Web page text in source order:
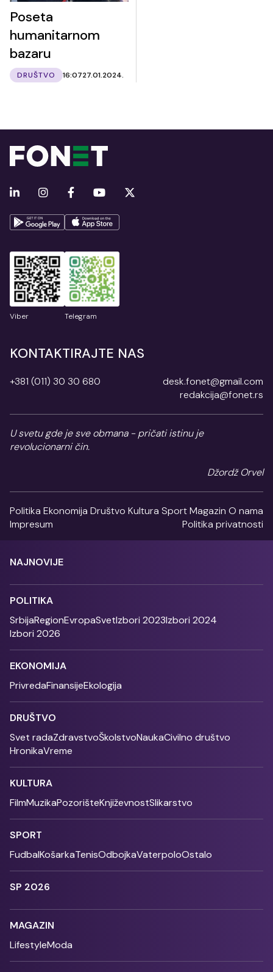
Poseta
humanitarnom
bazaru
DRUŠTVO 16:0727.01.2024.
Viber Telegram
KONTAKTIRAJTE NAS
+381 (011) 30 30 680
desk.fonet@gmail.com
redakcija@fonet.rs
U svetu gde je sve obmana - pričati istinu je
revolucionarni čin.
Džordž Orvel
Politika Ekonomija Društvo Kultura SportMagazin O nama
Impresum
Politika privatnosti
NAJNOVIJE
POLITIKA
SrbijaRegionEvropaSvetIzbori 2023Izbori 2024
Izbori 2026
EKONOMIJA
PrivredaFinansijeEkologija
DRUŠTVO
Svet radaZdravstvoŠkolstvoNaukaCivilno društvo
HronikaVreme
KULTURA
FilmMuzikaPozorišteKnjiževnostSlikarstvo
SPORT
FudbalKošarkaTenisOdbojkaVaterpoloOstalo
SP 2026
MAGAZIN
LifestyleModa